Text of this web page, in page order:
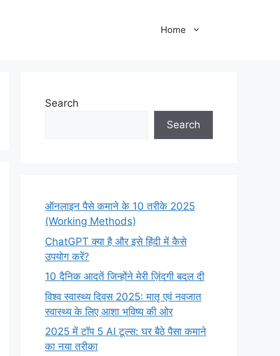
Home
Search
Search
ऑनलाइन पैसे कमाने के 10 तरीके 2025
(Working Methods)
ChatGPT क्या है और इसे हिंदी में कैसे
उपयोग करें?
10 दैनिक आदतें जिन्होंने मेरी ज़िंदगी बदल दी
विश्व स्वास्थ्य दिवस 2025: मातृ एवं नवजात
स्वास्थ्य के लिए आशा भविष्य की ओर
2025 में टॉप 5 AI टूल्स: घर बैठे पैसा कमाने
का नया तरीका